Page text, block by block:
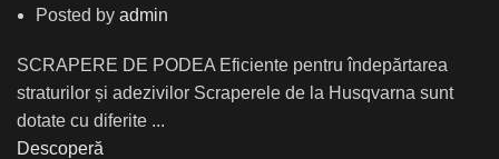
Posted by admin
SCRAPERE DE PODEA Eficiente pentru îndepărtarea
straturilor și adezivilor Scraperele de la Husqvarna sunt
dotate cu diferite ...
Descoperă